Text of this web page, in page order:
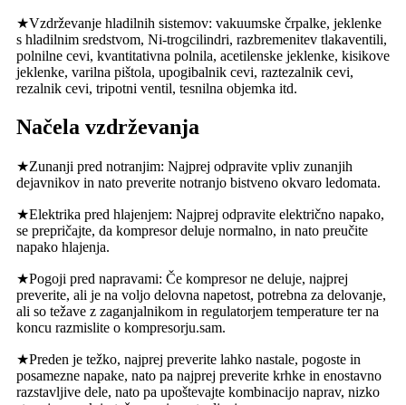
★Vzdrževanje hladilnih sistemov: vakuumske črpalke, jeklenke
s hladilnim sredstvom, Ni-trogcilindri, razbremenitev tlakaventili,
polnilne cevi, kvantitativna polnila, acetilenske jeklenke, kisikove
jeklenke, varilna pištola, upogibalnik cevi, raztezalnik cevi,
rezalnik cevi, tripotni ventil, tesnilna objemka itd.
Načela vzdrževanja
★Zunanji pred notranjim: Najprej odpravite vpliv zunanjih
dejavnikov in nato preverite notranjo bistveno okvaro ledomata.
★Elektrika pred hlajenjem: Najprej odpravite električno napako,
se prepričajte, da kompresor deluje normalno, in nato preučite
napako hlajenja.
★Pogoji pred napravami: Če kompresor ne deluje, najprej
preverite, ali je na voljo delovna napetost, potrebna za delovanje,
ali so težave z zaganjalnikom in regulatorjem temperature ter na
koncu razmislite o kompresorju.sam.
★Preden je težko, najprej preverite lahko nastale, pogoste in
posamezne napake, nato pa najprej preverite krhke in enostavno
razstavljive dele, nato pa upoštevajte kombinacijo naprav, nizko